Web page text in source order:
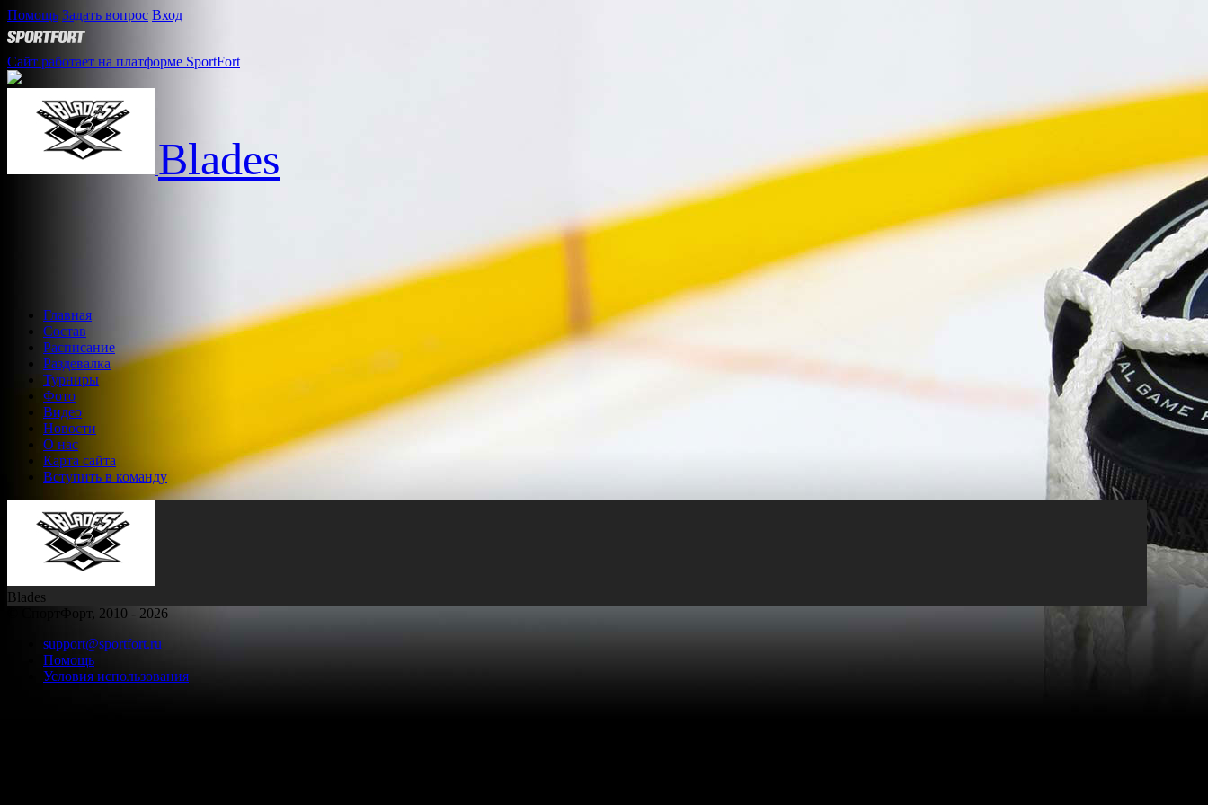
Помощь Задать вопрос Вход
Сайт работает на платформе SportFort
Blades
Главная
Состав
Расписание
Раздевалка
Турниры
Фото
Видео
Новости
О нас
Карта сайта
Вступить в команду
Blades
© СпортФорт, 2010 - 2026
support@sportfort.ru
Помощь
Условия использования